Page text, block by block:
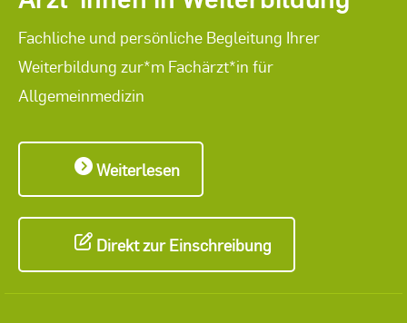
Fachliche und persönliche Begleitung Ihrer
Weiterbildung zur*m Fachärzt*in für
Allgemeinmedizin
Weiterlesen
Direkt zur Einschreibung